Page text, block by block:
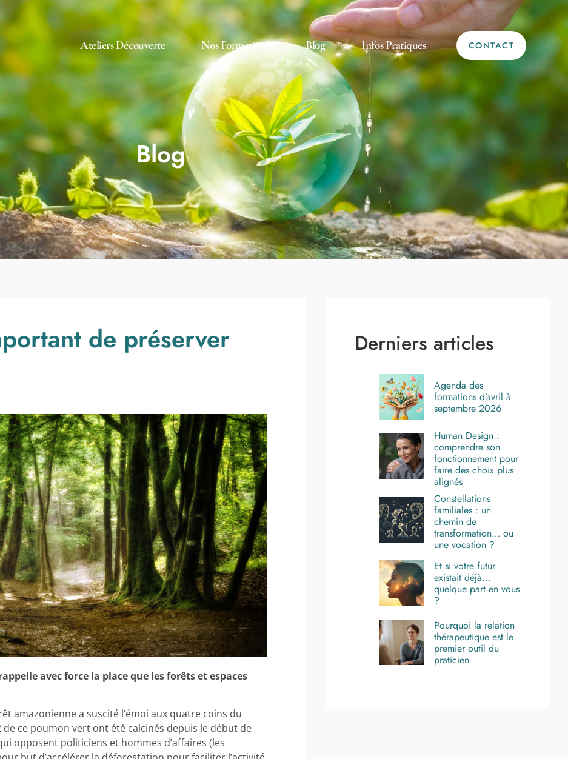
Ateliers Découverte Nos Formations Blog Infos Pratiques CONTACT
Blog
de préserver
avec force la place que les forêts et espaces
amazonienne a suscité l’émoi aux quatre coins du
ce poumon vert ont été calcinés depuis le début de
opposent politiciens et hommes d’affaires (les
Derniers articles
Agenda des
formations d’avril à
septembre 2026
Human Design :
comprendre son
fonctionnement pour
faire des choix plus
alignés
Constellations
familiales : un
chemin de
transformation… ou
une vocation ?
Et si votre futur
existait déjà…
quelque part en vous
?
Pourquoi la relation
thérapeutique est le
premier outil du
praticien